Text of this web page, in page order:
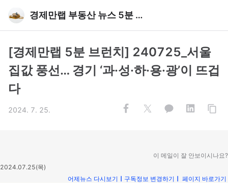
경제만랩 부동산 뉴스 5분 브런치
[경제만랩 5분 브런치] 240725_서울
집값 풍선… 경기 ‘과·성·하·용·광’이 뜨겁
다
2024. 7. 25.
이 메일이 잘 안보이시나요?
2024.07.25(목)
어제뉴스 다시보기 ㅣ 구독정보 변경하기 ㅣ 페이지 바로가기